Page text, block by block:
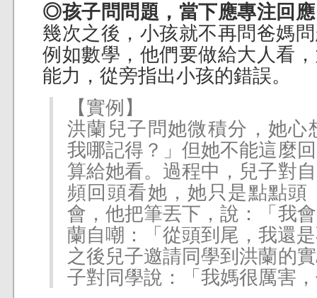
◎孩子問問題，當下應專注回
幾次之後，小孩就不再問爸媽
例如數學，他們要做給大人看
能力，從旁指出小孩的錯誤。
【實例】
洪蘭兒子問她微積分，她心
我哪記得？」但她不能這麼
算給她看。過程中，兒子對
頻回頭看她，她只是點點頭
會，他把筆丟下，說：「我
蘭自嘲：「從頭到尾，我還
之後兒子邀請同學到洪蘭的
子對同學說：「我媽很厲害